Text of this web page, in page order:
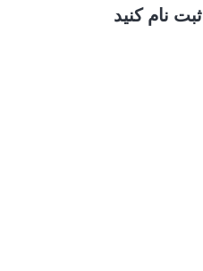
ثبت نام کنید